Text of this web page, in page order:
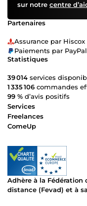
sur notre centre
Partenaires
Assurance par Hiscox
Paiements par
Statistiques
39 014 services
1 335 106 commandes
99 % d’avis positifs
Services
Freelances
ComeUp
Adhère à la
distance (Fevad) et à